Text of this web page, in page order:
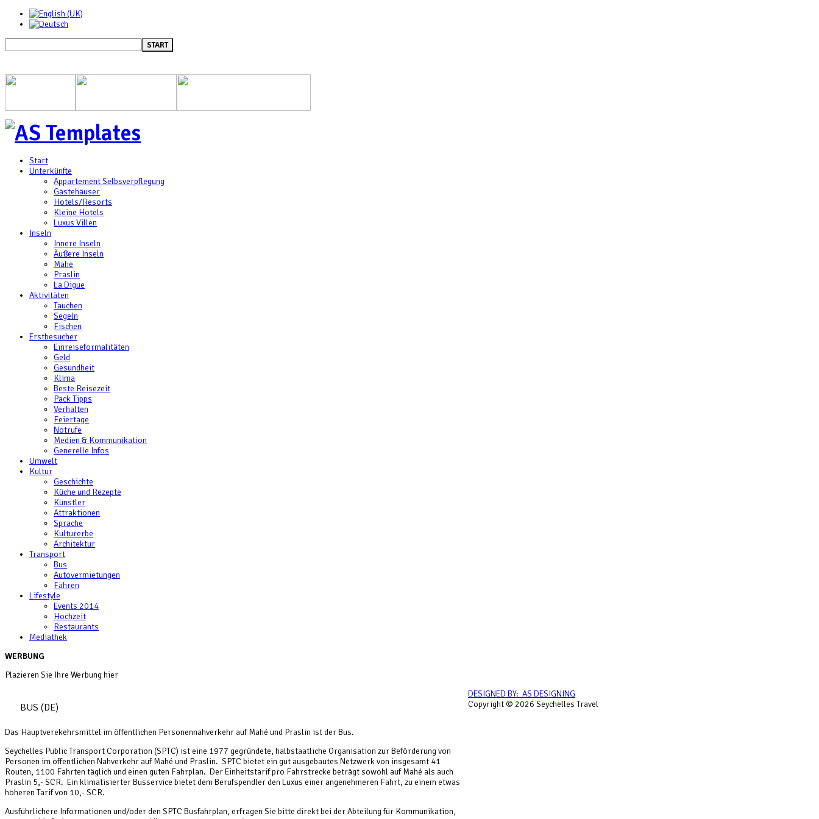
START
Start
Unterkünfte
Appartement Selbsverpflegung
Gästehäuser
Hotels/Resorts
Kleine Hotels
Luxus Villen
Inseln
Innere Inseln
Äußere Inseln
Mahe
Praslin
La Digue
Aktivitäten
Tauchen
Segeln
Fischen
Erstbesucher
Einreiseformalitäten
Geld
Gesundheit
Klima
Beste Reisezeit
Pack Tipps
Verhalten
Feiertage
Notrufe
Medien & Kommunikation
Generelle Infos
Umwelt
Kultur
Geschichte
Küche und Rezepte
Künstler
Attraktionen
Sprache
Kulturerbe
Architektur
Transport
Bus
Autovermietungen
Fähren
Lifestyle
Events 2014
Hochzeit
Restaurants
Mediathek
WERBUNG
Plazieren Sie Ihre Werbung hier
BUS (DE)
Das Hauptverekehrsmittel im öffentlichen Personennahverkehr auf Mahé und Praslin ist der Bus.
Seychelles Public Transport Corporation (SPTC) ist eine 1977 gegründete, halbstaatliche Organisation zur Beförderung von
Personen im öffentlichen Nahverkehr auf Mahé und Praslin. SPTC bietet ein gut ausgebautes Netzwerk von insgesamt 41
Routen, 1100 Fahrten täglich und einen guten Fahrplan. Der Einheitstarif pro Fahrstrecke beträgt sowohl auf Mahé als auch
Praslin 5,- SCR. Ein klimatisierter Busservice bietet dem Berufspendler den Luxus einer angenehmeren Fahrt, zu einem etwas
höheren Tarif von 10,- SCR.
Ausführlichere Informationen und/oder den SPTC Busfahrplan, erfragen Sie bitte direkt bei der Abteilung für Kommunikation,
DESIGNED BY: AS DESIGNING
Copyright © 2026 Seychelles Travel